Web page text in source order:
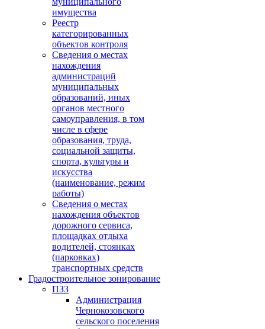
имущества
Реестр
категорированных
объектов контроля
Сведения о местах
нахождения
администраций
муниципальных
образований, иных
органов местного
самоуправления, в том
числе в сфере
образования, труда,
социальной защиты,
спорта, культуры и
искусства
(наименование, режим
работы)
Сведения о местах
нахождения объектов
дорожного сервиса,
площадках отдыха
водителей, стоянках
(парковках)
транспортных средств
Градостроительное зонирование
ПЗЗ
Администрация
Чернокозовского
сельского поселения